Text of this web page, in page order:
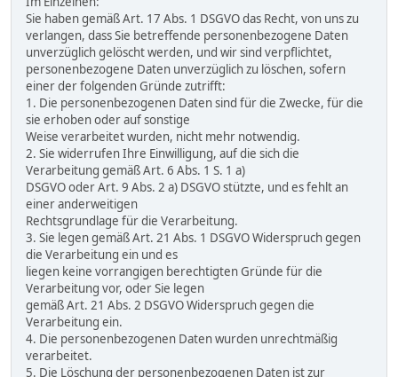
Sie haben gemäß Art. 17 Abs. 1 DSGVO das Recht, von uns zu
verlangen, dass Sie betreffende personenbezogene Daten
unverzüglich gelöscht werden, und wir sind verpflichtet,
personenbezogene Daten unverzüglich zu löschen, sofern
einer der folgenden Gründe zutrifft:
1. Die personenbezogenen Daten sind für die Zwecke, für die
sie erhoben oder auf sonstige
Weise verarbeitet wurden, nicht mehr notwendig.
2. Sie widerrufen Ihre Einwilligung, auf die sich die
Verarbeitung gemäß Art. 6 Abs. 1 S. 1 a)
DSGVO oder Art. 9 Abs. 2 a) DSGVO stützte, und es fehlt an
einer anderweitigen
Rechtsgrundlage für die Verarbeitung.
3. Sie legen gemäß Art. 21 Abs. 1 DSGVO Widerspruch gegen
die Verarbeitung ein und es
liegen keine vorrangigen berechtigten Gründe für die
Verarbeitung vor, oder Sie legen
gemäß Art. 21 Abs. 2 DSGVO Widerspruch gegen die
Verarbeitung ein.
4. Die personenbezogenen Daten wurden unrechtmäßig
verarbeitet.
5. Die Löschung der personenbezogenen Daten ist zur